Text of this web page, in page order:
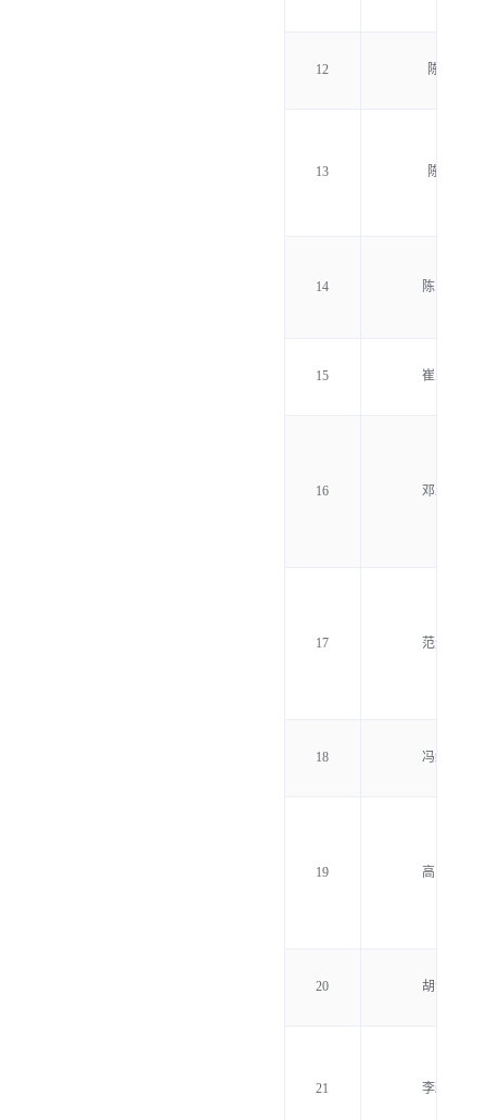
12 陈 垣
13 陈 杰
14 陈中坚
15 崔三科
16 邓玉山
17 范圣此
18 冯维明
19 高占彪
20 胡汉桥
21 李耕耘